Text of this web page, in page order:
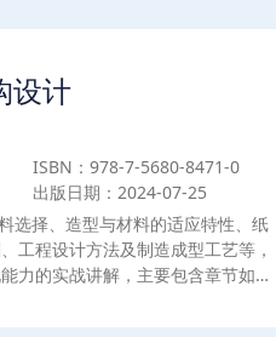
很好的学习资料。
设计
ISBN：978-7-5680-8471-0
出版日期：2024-07-25
选择、造型与材料的适应特性、纸
工程设计方法及制造成型工艺等，
力的实战讲解，主要包含章节如